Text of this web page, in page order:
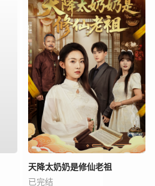
天降太奶奶是修仙老祖
已完结